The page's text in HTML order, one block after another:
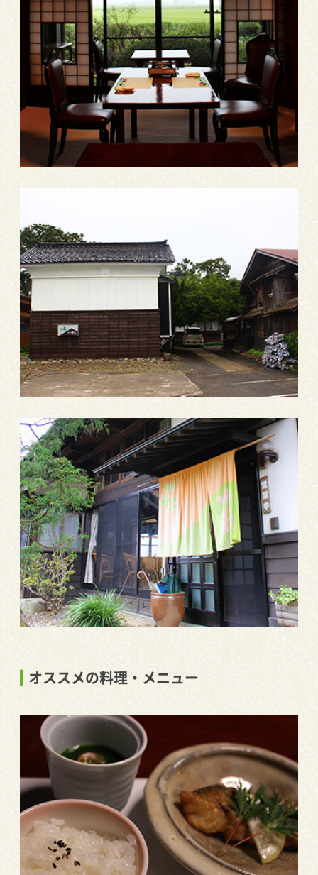
オススメの料理・メニュー